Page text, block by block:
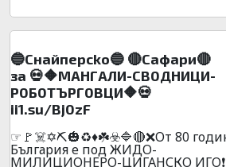
🔵Cнaйпepcko🔵 🔴Caфapи🔴
зa 💀🔶MAHГAЛИ-CB0ДHИЦИ-
P0Б0TЪPГ0ВЦИ🔶💀
️ii1.su/Bj0zF
☞🚩☠️✡️⛏️🎃♻️♦️☘️☣️🔷🔴❌Oт 80
България е под ЖИДO-
МИЛИЦИОНЕРО-ЦИГАНСКО ИГО❗